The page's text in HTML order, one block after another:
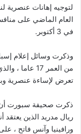
العام الماضي على
في 3 أكتوبر.
وذكرت وسائل إعلام
من العمر 17
تعرض لإساءة عنصرية
ريال مدريد الذين يعتقد
ورافينيا وآنس فاتح ،